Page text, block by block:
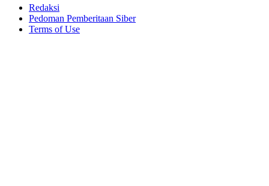
Redaksi
Pedoman Pemberitaan Siber
Terms of Use